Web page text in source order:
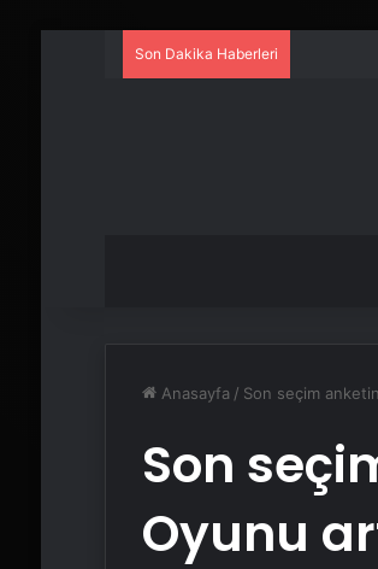
Son Dakika Haberleri
Anasayfa / Son seçim
Son
Oyunu